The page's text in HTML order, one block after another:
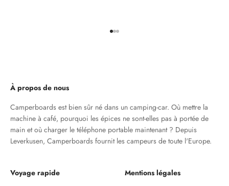
Aller à l'élément 1
Aller à l'élément 2
Aller à l'élément 3
À propos de nous
Camperboards est bien sûr né dans un camping-car. Où mettre la
machine à café, pourquoi les épices ne sont-elles pas à portée de
main et où charger le téléphone portable maintenant ? Depuis
Leverkusen, Camperboards fournit les campeurs de toute l'Europe.
Voyage rapide
Mentions légales